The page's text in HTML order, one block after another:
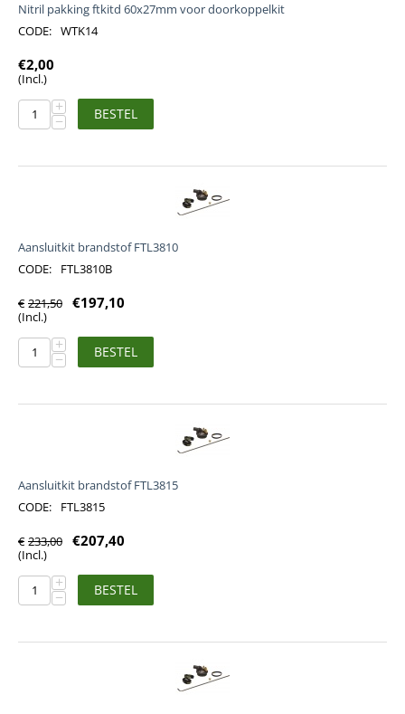
Nitril pakking ftkitd 60x27mm voor doorkoppelkit
CODE: WTK14
€2,00
(Incl.)
+
− BESTEL
Aansluitkit brandstof FTL3810
CODE:
FTL3810B
€ 221,50 €197,10
(Incl.)
+
− BESTEL
Aansluitkit brandstof FTL3815
CODE:
FTL3815
€ 233,00 €207,40
(Incl.)
+
− BESTEL